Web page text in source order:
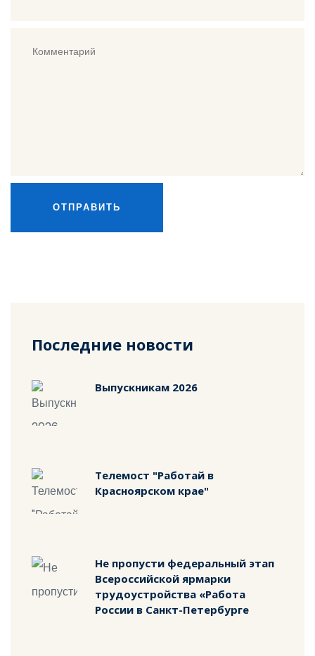
ОТПРАВИТЬ
Последние новости
Выпускникам 2026
Телемост "Работай в
Красноярском крае"
Не пропусти федеральный этап
Всероссийской ярмарки
трудоустройства «Работа
России в Санкт-Петербурге